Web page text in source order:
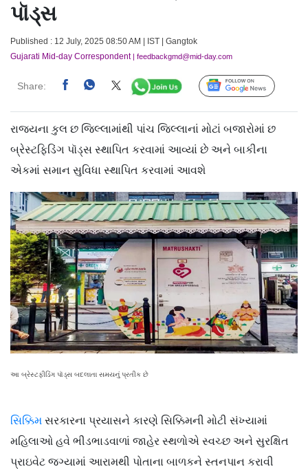
પૉડ્સ
Published : 12 July, 2025 08:50 AM | IST | Gangtok
Gujarati Mid-day Correspondent| feedbackgmd@mid-day.com
Share: Follow Us
રાજ્યના કુલ છ જિલ્લામાંથી પાંચ જિલ્લાનાં મોટાં બજારોમાં છ
બ્રેસ્ટફિડિંગ પૉડ્સ સ્થાપિત કરવામાં આવ્યાં છે અને બાકીના
એકમાં સમાન સુવિધા સ્થાપિત કરવામાં આવશે
આ બ્રેસ્ટફીડિંગ પૉડ્સ બદલાતા સમયનું પ્રતીક છે
સિક્કિમ સરકારના પ્રયાસને કારણે સિક્કિમની મોટી સંખ્યામાં
મહિલાઓ હવે ભીડભાડવાળાં જાહેર સ્થળોએ સ્વચ્છ અને સુરક્ષિત
પ્રાઇવેટ જગ્યામાં આરામથી પોતાના બાળકને સ્તનપાન કરાવી